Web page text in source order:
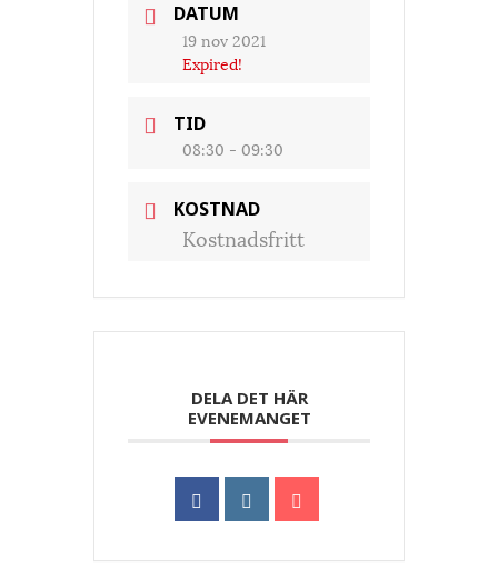
DATUM
19 nov 2021
Expired!
TID
08:30 - 09:30
KOSTNAD
Kostnadsfritt
DELA DET HÄR
EVENEMANGET